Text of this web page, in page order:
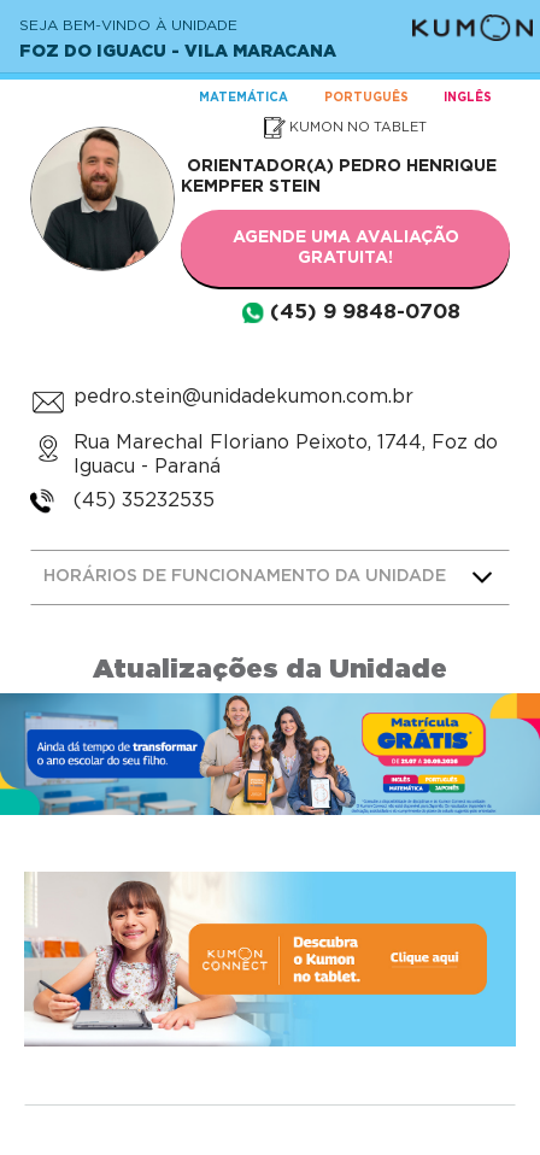
SEJA BEM-VINDO À UNIDADE
FOZ DO IGUACU - VILA MARACANA
MATEMÁTICA PORTUGUÊS INGLÊS
KUMON NO TABLET
ORIENTADOR(A) PEDRO HENRIQUE
KEMPFER STEIN
AGENDE UMA AVALIAÇÃO
GRATUITA!
(45) 9 9848-0708
pedro.stein@unidadekumon.com.br
Rua Marechal Floriano Peixoto, 1744, Foz do
Iguacu - Paraná
(45) 35232535
HORÁRIOS DE FUNCIONAMENTO DA UNIDADE
Atualizações da Unidade